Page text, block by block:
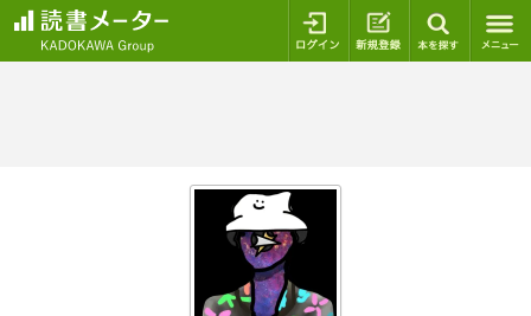
ログイン 新規登録